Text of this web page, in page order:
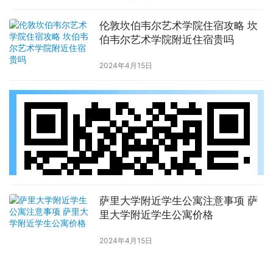
伦敦坎伯韦尔艺术学院住宿攻略 坎
伯韦尔艺术学院附近住宿贵吗
2024年4月15日
萨里大学附近学生公寓注意事项 萨
里大学附近学生公寓价格
2024年4月15日